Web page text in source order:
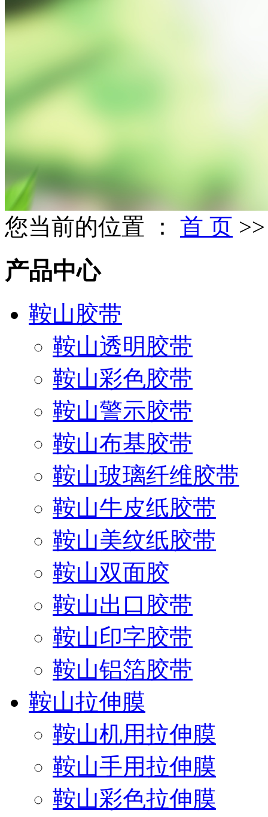
您当前的位置 ： 首 页
产品中心
鞍山胶带
鞍山透明胶带
鞍山彩色胶带
鞍山警示胶带
鞍山布基胶带
鞍山玻璃纤维胶带
鞍山牛皮纸胶带
鞍山美纹纸胶带
鞍山双面胶
鞍山出口胶带
鞍山印字胶带
鞍山铝箔胶带
鞍山拉伸膜
鞍山机用拉伸膜
鞍山手用拉伸膜
鞍山彩色拉伸膜